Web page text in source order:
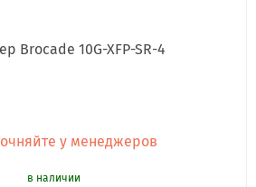
Brocade 10G-XFP-SR-4
у менеджеров
в наличии